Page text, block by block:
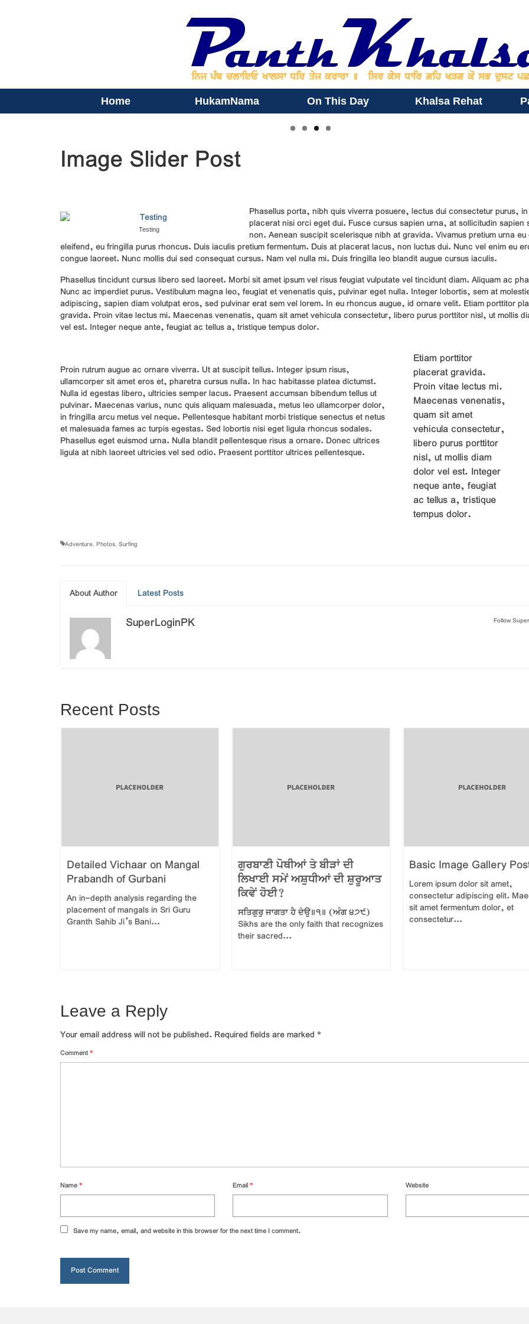
Home HukamNama On This Day Khalsa Rehat
Image Slider Post
Testing
Phasellus porta, nibh quis viverra posuere, lectus dui consectetur purus, in
placerat nisi orci eget dui. Fusce cursus sapien urna, at sollicitudin sapien
non. Aenean suscipit scelerisque nibh at gravida. Vivamus pretium urna eu
eleifend, eu fringilla purus rhoncus. Duis iaculis pretium fermentum. Duis at placerat lacus, non luctus dui. Nunc vel enim eu
congue laoreet. Nunc mollis dui sed consequat cursus. Nam vel nulla mi. Duis fringilla leo blandit augue cursus iaculis.
Phasellus tincidunt cursus libero sed laoreet. Morbi sit amet ipsum vel risus feugiat vulputate vel tincidunt diam. Aliquam ac
Nunc ac imperdiet purus. Vestibulum magna leo, feugiat et venenatis quis, pulvinar eget nulla. Integer lobortis, sem at
adipiscing, sapien diam volutpat eros, sed pulvinar erat sem vel lorem. In eu rhoncus augue, id ornare velit. Etiam porttitor
gravida. Proin vitae lectus mi. Maecenas venenatis, quam sit amet vehicula consectetur, libero purus porttitor nisl, ut mollis
vel est. Integer neque ante, feugiat ac tellus a, tristique tempus dolor.
Etiam porttitor
placerat gravida.
Proin vitae lectus mi.
Maecenas venenatis,
quam sit amet
vehicula consectetur,
libero purus porttitor
nisl, ut mollis diam
dolor vel est. Integer
neque ante, feugiat
ac tellus a, tristique
tempus dolor.
Proin rutrum augue ac ornare viverra. Ut at suscipit tellus. Integer ipsum risus,
ullamcorper sit amet eros et, pharetra cursus nulla. In hac habitasse platea dictumst.
Nulla id egestas libero, ultricies semper lacus. Praesent accumsan bibendum tellus ut
pulvinar. Maecenas varius, nunc quis aliquam malesuada, metus leo ullamcorper dolor,
in fringilla arcu metus vel neque. Pellentesque habitant morbi tristique senectus et netus
et malesuada fames ac turpis egestas. Sed lobortis nisi eget ligula rhoncus sodales.
Phasellus eget euismod urna. Nulla blandit pellentesque risus a ornare. Donec ultrices
ligula at nibh laoreet ultricies vel sed odio. Praesent porttitor ultrices pellentesque.
Adventure Photos Surfing
About Author Latest Posts
Follow
SuperLoginPK
Recent Posts
Detailed Vichaar on Mangal
Prabandh of Gurbani
An in-depth analysis regarding the
placement of mangals in Sri Guru
Granth Sahib Ji’s Bani...
ਗੁਰਬਾਣੀ ਪੋਥੀਆਂ ਤੇ ਬੀੜਾਂ ਦੀ
ਲਿਖਾਈ ਸਮੇਂ ਅਸ਼ੁਧੀਆਂ ਦੀ ਸ਼ੁਰੂਆਤ
ਕਿਵੇਂ ਹੋਈ?
ਸਤਿਗੁਰੁ ਜਾਗਤਾ ਹੈ ਦੇਉ॥੧॥ (ਅੰਗ ੪੭੯)
Sikhs are the only faith that recognizes
their sacred...
Basic Image Gallery
Lorem ipsum dolor sit amet,
consectetur adipiscing elit.
sit amet fermentum dolor, et
consectetur...
Leave a Reply
Your email address will not be published. Required fields are marked *
Comment*
Name* Email* Website
Save my name, email, and website in this browser for the next time I comment.